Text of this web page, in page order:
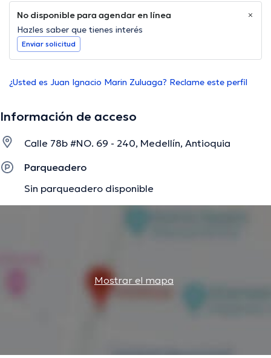
No disponible para agendar en línea
Hazles saber que tienes interés
Enviar solicitud
¿Usted es Juan Ignacio Marin Zuluaga? Reclame este perfil
Información de acceso
Calle 78b #NO. 69 - 240, Medellín, Antioquia
Parqueadero
Sin parqueadero disponible
Mostrar el mapa